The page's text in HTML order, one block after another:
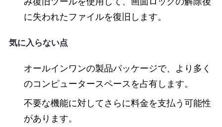
に失われたファイルを復旧します。
気に入らない点
オールインワンの製品パッケージで、より多く
のコンピュータースペースを占有します。
不要な機能に対してさらに料金を支払う可能性
があります。